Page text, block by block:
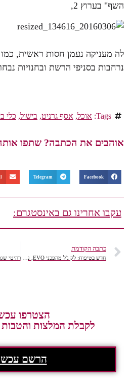
השף" בערוץ 2,
לה מעניקה נעמן חסות ראשית, כמו
נרחבות בסניפי הרשת ובחנויות
Tags: אוכל, אסף גרניט, בישול, כלי
אוהבים את הכתבה? שתפו
Facebook
Telegram
עקבו אחרינו גם באינסטגרם:
כתבה הקודמת
הצטרפו
לקבלת המלצות והטבות
הרשם